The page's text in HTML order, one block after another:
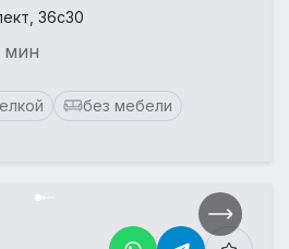
36с30
мин
без мебели